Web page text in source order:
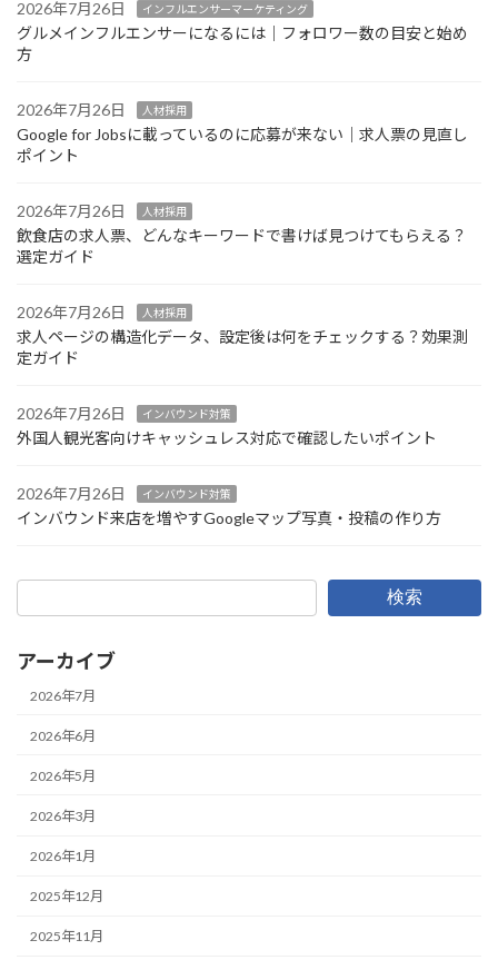
2026年7月26日 インフルエンサーマーケティング
グルメインフルエンサーになるには｜フォロワー数の目安と始め
方
2026年7月26日 人材採用
Google for Jobsに載っているのに応募が来ない｜求人票の見直し
ポイント
2026年7月26日 人材採用
飲食店の求人票、どんなキーワードで書けば見つけてもらえる？
選定ガイド
2026年7月26日 人材採用
求人ページの構造化データ、設定後は何をチェックする？効果測
定ガイド
2026年7月26日 インバウンド対策
外国人観光客向けキャッシュレス対応で確認したいポイント
2026年7月26日 インバウンド対策
インバウンド来店を増やすGoogleマップ写真・投稿の作り方
検索
アーカイブ
2026年7月
2026年6月
2026年5月
2026年3月
2026年1月
2025年12月
2025年11月